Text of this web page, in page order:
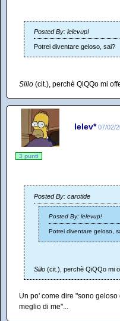
Posted By: lelevup!
Potrei diventare geloso, sai?
Siilo (cit.), perchè QiQQo mi
lelev* 07/02/
3 punti
Posted By: carotide
Posted By: lelevup!
Potrei diventare geloso,
Siilo (cit.), perchè QiQQo mi
Un po' come dire "sono
meglio di me"...